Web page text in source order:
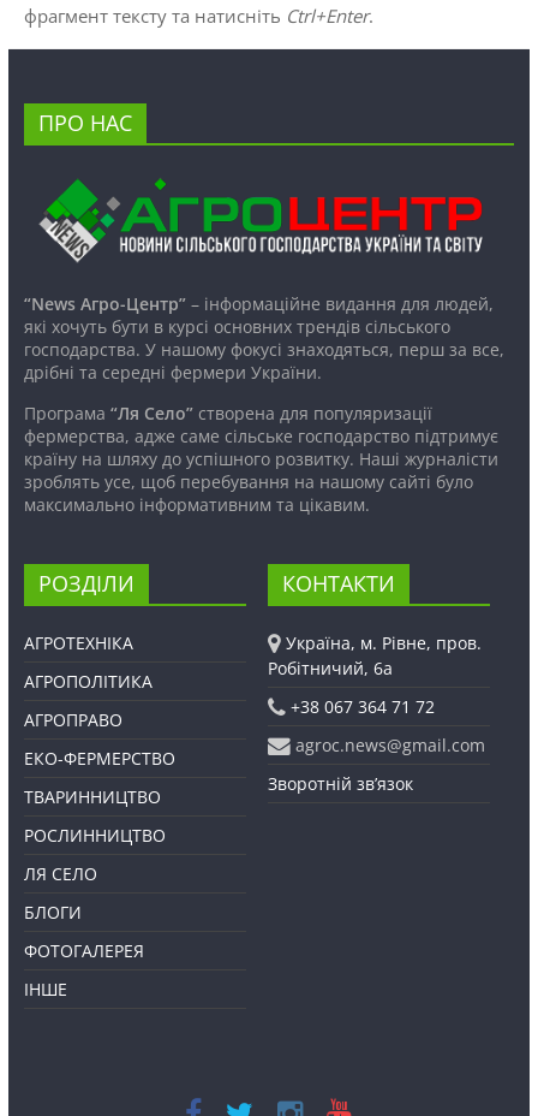
фрагмент тексту та натисніть Ctrl+Enter.
ПРО НАС
“News Агро-Центр”– інформаційне видання для людей,
які хочуть бути в курсі основних трендів сільського
господарства. У нашому фокусі знаходяться, перш за все,
дрібні та середні фермери України.
Програма “Ля Село”створена для популяризації
фермерства, адже саме сільське господарство підтримує
країну на шляху до успішного розвитку. Наші журналісти
зроблять усе, щоб перебування на нашому сайті було
максимально інформативним та цікавим.
РОЗДІЛИ
АГРОТЕХНІКА
АГРОПОЛІТИКА
АГРОПРАВО
ЕКО-ФЕРМЕРСТВО
ТВАРИННИЦТВО
РОСЛИННИЦТВО
ЛЯ СЕЛО
БЛОГИ
ФОТОГАЛЕРЕЯ
ІНШЕ
КОНТАКТИ
Україна, м. Рівне, пров.
Робітничий, 6а
+38 067 364 71 72
agroc.news@gmail.com
Зворотній зв’язок